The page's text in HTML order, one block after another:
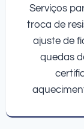
Serviços
troca de
ajuste de
quedas